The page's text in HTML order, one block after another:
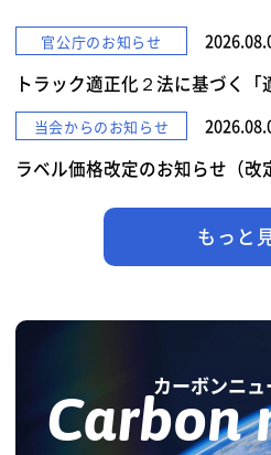
官公庁のお知らせ
トラック適正化２法に基づく
当会からのお知らせ
ラベル価格改定のお知らせ（改
もっと
カーボンニ
Carbon